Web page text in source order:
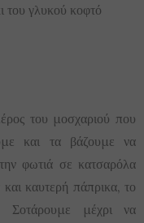
του γλυκού κοφτό
του μοσχαριού που
και τα βάζουμε να
φωτιά σε κατσαρόλα
καυτερή πάπρικα, το
Σοτάρουμε μέχρι να